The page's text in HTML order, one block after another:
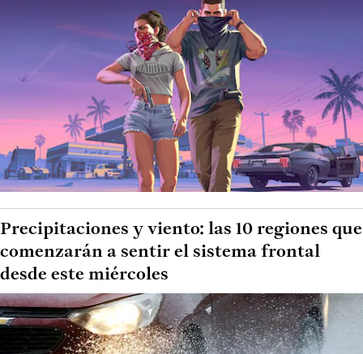
Precipitaciones y viento: las 10 regiones que
comenzarán a sentir el sistema frontal
desde este miércoles